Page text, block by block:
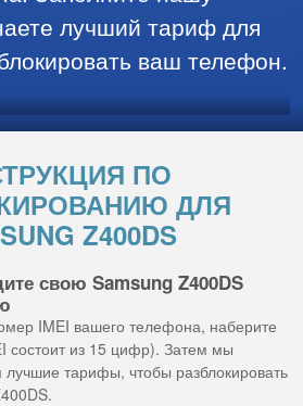
лучший тариф для
ваш телефон.
ПО
ДЛЯ
Z400DS
свою Samsung Z400DS
IMEI вашего телефона, наберите
состоит из 15 цифр). Затем мы
тарифы, чтобы разблокировать